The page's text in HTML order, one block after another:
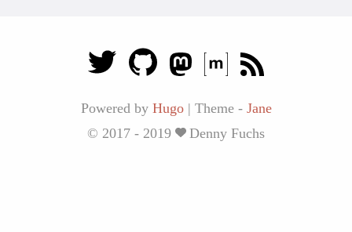
Powered by Hugo | Theme - Jane
© 2017 - 2019
Denny Fuchs